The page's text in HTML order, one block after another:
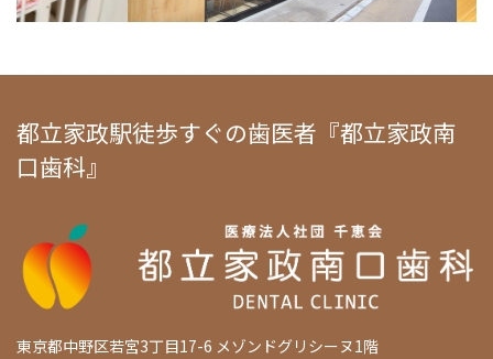
都立家政駅徒歩すぐの歯医者『都立家政南
口歯科』
東京都中野区若宮3丁目17-6 メゾンドグリシーヌ1階